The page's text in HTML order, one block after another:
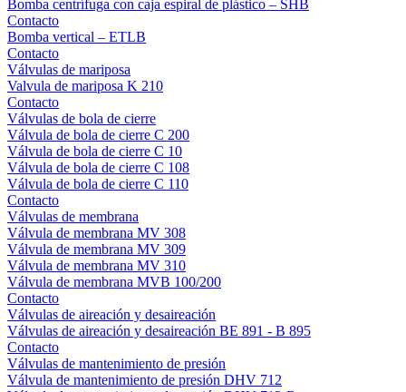
Bomba centrífuga con caja espiral de plástico – SHB
Contacto
Bomba vertical – ETLB
Contacto
Válvulas de mariposa
Valvula de mariposa K 210
Contacto
Válvulas de bola de cierre
Válvula de bola de cierre C 200
Válvula de bola de cierre C 10
Válvula de bola de cierre C 108
Válvula de bola de cierre C 110
Contacto
Válvulas de membrana
Válvula de membrana MV 308
Válvula de membrana MV 309
Válvula de membrana MV 310
Válvula de membrana MVB 100/200
Contacto
Válvulas de aireación y desaireación
Válvulas de aireación y desaireación BE 891 - B 895
Contacto
Válvulas de mantenimiento de presión
Válvula de mantenimiento de presión DHV 712